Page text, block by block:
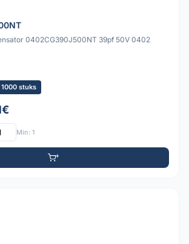
0402CG390J500NT 39pf 50V 0402
stuks
Min: 1